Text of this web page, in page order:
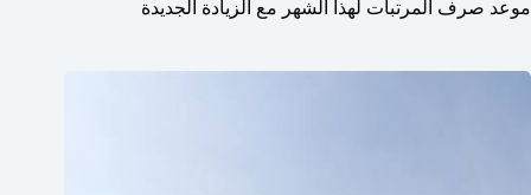
موعد صرف المرتبات لهذا الشهر مع الزيادة الجديدة